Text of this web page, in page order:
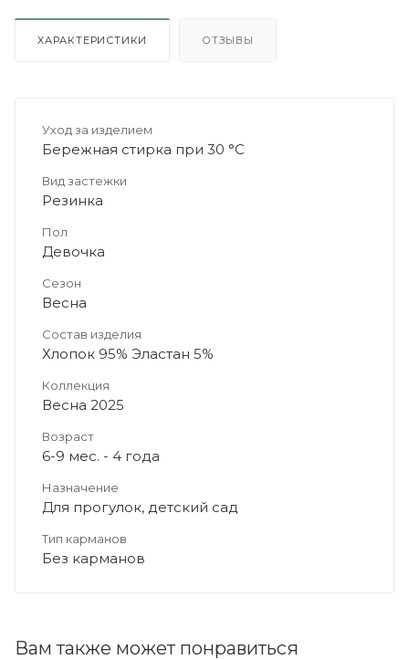
ХАРАКТЕРИСТИКИ ОТЗЫВЫ
Уход за изделием
Бережная стирка при 30 °C
Вид застежки
Резинка
Пол
Девочка
Сезон
Весна
Состав изделия
Хлопок 95% Эластан 5%
Коллекция
Весна 2025
Возраст
6-9 мес. - 4 года
Назначение
Для прогулок, детский сад
Тип карманов
Без карманов
Вам также может понравиться